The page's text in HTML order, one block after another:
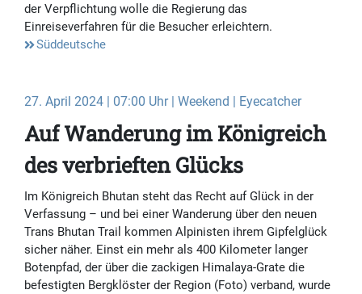
der Verpflichtung wolle die Regierung das
Einreiseverfahren für die Besucher erleichtern.
Süddeutsche
27. April 2024 | 07:00 Uhr | Weekend | Eyecatcher
Auf Wanderung im Königreich
des verbrieften Glücks
Im Königreich Bhutan steht das Recht auf Glück in der
Verfassung – und bei einer Wanderung über den neuen
Trans Bhutan Trail kommen Alpinisten ihrem Gipfelglück
sicher näher. Einst ein mehr als 400 Kilometer langer
Botenpfad, der über die zackigen Himalaya-Grate die
befestigten Bergklöster der Region (Foto) verband, wurde